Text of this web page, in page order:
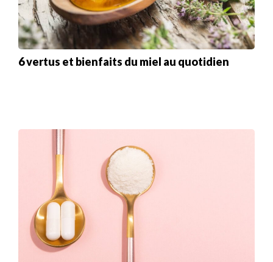
6 vertus et bienfaits du miel au quotidien